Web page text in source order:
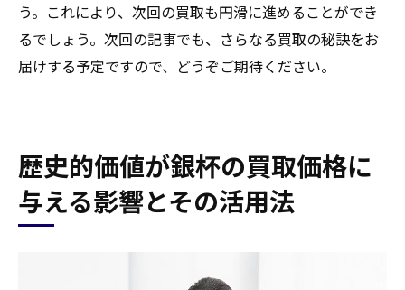
う。これにより、次回の買取も円滑に進めることができ
るでしょう。次回の記事でも、さらなる買取の秘訣をお
届けする予定ですので、どうぞご期待ください。
歴史的価値が銀杯の買取価格に
与える影響とその活用法